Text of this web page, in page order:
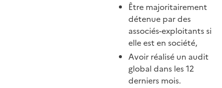
Être majoritairement
détenue par des
associés-exploitants si
elle est en société,
Avoir réalisé un audit
global dans les 12
derniers mois.